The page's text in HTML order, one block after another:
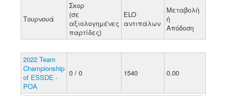
Τουρνουά
Σκορ
(σε
αξιολογημένες
παρτίδες)
ELO
αντιπάλων
Μεταβολή
ή
Απόδοση
2022 Team
Championship
of ESSDE -
POA
0 / 0 1540 0.00